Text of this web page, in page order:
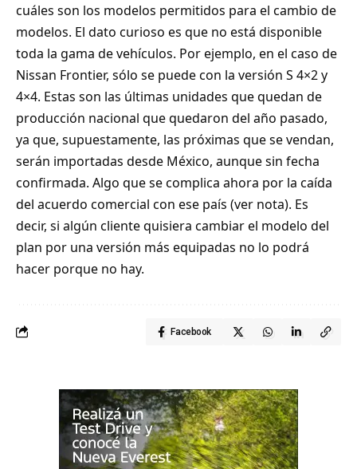
cuáles son los modelos permitidos para el cambio de
modelos. El dato curioso es que no está disponible
toda la gama de vehículos. Por ejemplo, en el caso de
Nissan Frontier, sólo se puede con la versión S 4×2 y
4×4. Estas son las últimas unidades que quedan de
producción nacional que quedaron del año pasado,
ya que, supuestamente, las próximas que se vendan,
serán importadas desde México, aunque sin fecha
confirmada. Algo que se complica ahora por la caída
del acuerdo comercial con ese país (ver nota). Es
decir, si algún cliente quisiera cambiar el modelo del
plan por una versión más equipadas no lo podrá
hacer porque no hay.
Facebook